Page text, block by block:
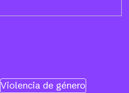
Violencia de género